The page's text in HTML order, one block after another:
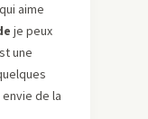
aime
je peux
une
de la